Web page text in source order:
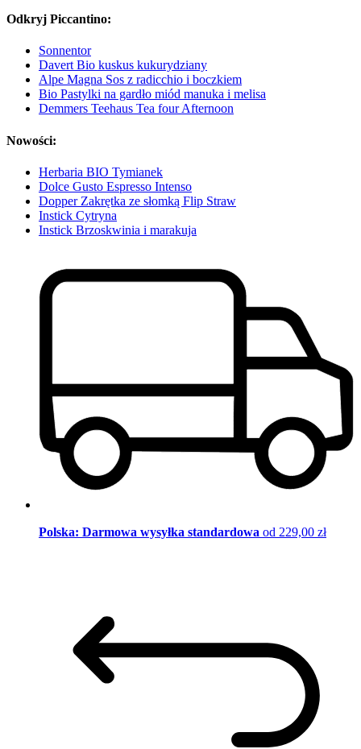
Odkryj Piccantino:
Sonnentor
Davert Bio kuskus kukurydziany
Alpe Magna Sos z radicchio i boczkiem
Bio Pastylki na gardło miód manuka i melisa
Demmers Teehaus Tea four Afternoon
Nowości:
Herbaria BIO Tymianek
Dolce Gusto Espresso Intenso
Dopper Zakrętka ze słomką Flip Straw
Instick Cytryna
Instick Brzoskwinia i marakuja
Polska: Darmowa wysyłka standardowa od 229,00 zł